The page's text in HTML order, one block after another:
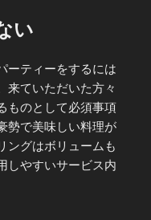
い
ーティーをするには
来ていただいた方々
ものとして必須事項
勢で美味しい料理が
ングはボリュームも
しやすいサービス内